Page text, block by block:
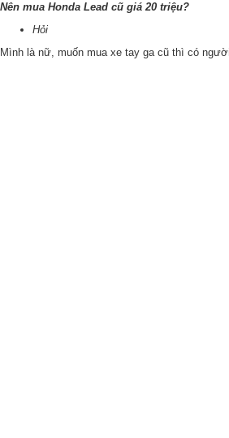
Nên mua Honda Lead cũ giá 20 triệu?
Hỏi
Mình là nữ, muốn mua xe tay ga cũ thì có